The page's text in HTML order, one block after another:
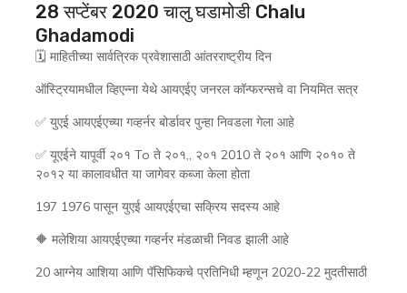
28 सप्टेंबर 2020 चालु घडामोडी Chalu
Ghadamodi
🗓 माहितीच्या सार्वत्रिक प्रवेशासाठी आंतरराष्ट्रीय दिन
ऑस्ट्रियामधील व्हिएन्ना येथे आयएईए जनरल कॉन्फरन्सचे वा नियमित सत्र
✅ युएई आयएईएच्या गव्हर्नर बोर्डावर पुन्हा निवडला गेला आहे
✅ यूएईने यापूर्वी २०१ To ते २०१,, २०१ 2010 ते २०१ आणि २०१० ते
२०१२ या कालावधीत या जागेवर कब्जा केला होता
197 1976 पासून युएई आयएईएचा सक्रिय सदस्य आहे
🔶 मलेशिया आयएईएच्या गव्हर्नर मंडळाची निवड झाली आहे
20 आग्नेय आशिया आणि पॅसिफिकचे प्रतिनिधी म्हणून 2020-22 मुदतीसाठी